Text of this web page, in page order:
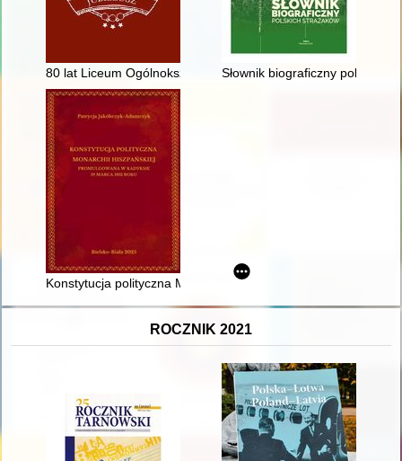
80 lat Liceum Ogólnokształcącego im. Heliodora Święcickiego
Słownik biograficzny polskich
Konstytucja polityczna Monarchii Hiszpańskiej promulgowana
ROCZNIK 2021